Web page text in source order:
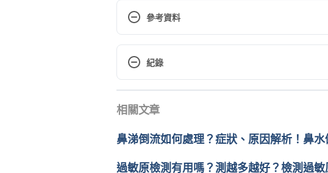
參考資料
鼻塞嘴開開　肥厚性鼻炎搞鬼（亞洲大學附屬
https://www.auh.org.tw/NewsInfo/
http://web.skh.org.tw/DEPent/download/
95%99%E6%89%8B%E5%86%8A.pdf
紀錄
2025/04/25
文：
張凱安 Kyle Chang
醫學審稿： 張廷碩（查克醫師）
由 張如青 更新
相關文章
鼻涕倒流如何處理？症狀、原因解析！鼻
過敏原檢測有用嗎？測越多越好？檢測過